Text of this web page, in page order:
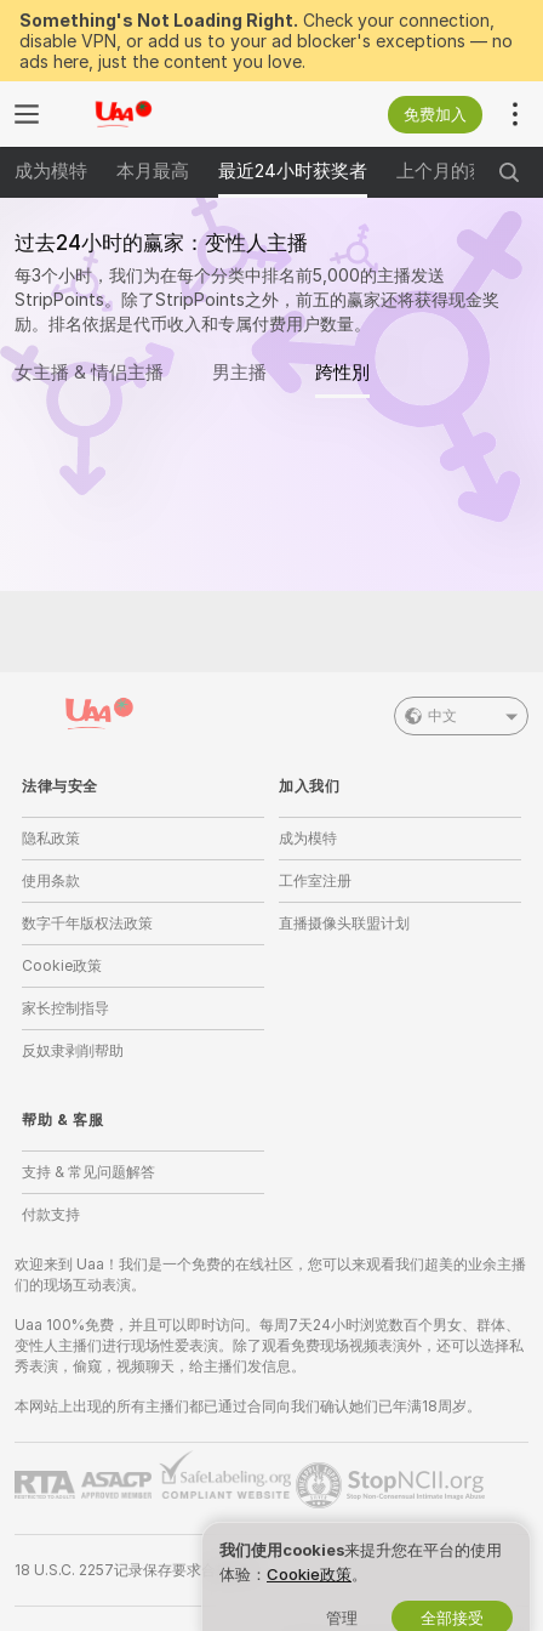
Something's Not Loading Right. Check your connection,
disable VPN, or add us to your ad blocker's exceptions — no
ads here, just the content you love.
免费加入
成为模特 本月最高 最近24小时获奖者 上个月的获奖者
过去24小时的赢家：变性人主播
每3个小时，我们为在每个分类中排名前5,000的主播发送
StripPoints。除了StripPoints之外，前五的赢家还将获得现金奖
励。排名依据是代币收入和专属付费用户数量。
女主播 & 情侣主播 男主播 跨性別
中文
法律与安全
隐私政策
使用条款
数字千年版权法政策
Cookie政策
家长控制指导
反奴隶剥削帮助
加入我们
成为模特
工作室注册
直播摄像头联盟计划
帮助 &客服
支持 & 常见问题解答
付款支持
欢迎来到 Uaa！我们是一个免费的在线社区，您可以来观看我们超美的业余主播
们的现场互动表演。
Uaa 100%免费，并且可以即时访问。每周7天24小时浏览数百个男女、群体、
变性人主播们进行现场性爱表演。除了观看免费现场视频表演外，还可以选择私
秀表演，偷窥，视频聊天，给主播们发信息。
本网站上出现的所有主播们都已通过合同向我们确认她们已年满18周岁。
18 U.S.C. 2257记录保存要求合规声明
我们使用cookies来提升您在平台的使用
体验： Cookie政策。
管理 全部接受